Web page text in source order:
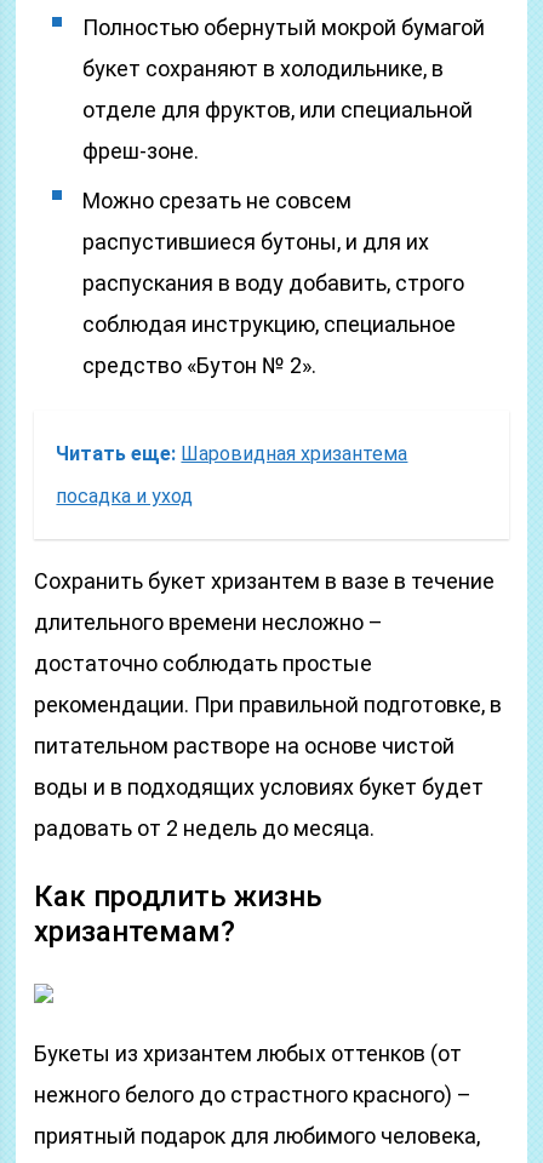
Полностью обернутый мокрой бумагой
букет сохраняют в холодильнике, в
отделе для фруктов, или специальной
фреш-зоне.
Можно срезать не совсем
распустившиеся бутоны, и для их
распускания в воду добавить, строго
соблюдая инструкцию, специальное
средство «Бутон № 2».
Читать еще: Шаровидная хризантема
посадка и уход
Сохранить букет хризантем в вазе в течение
длительного времени несложно –
достаточно соблюдать простые
рекомендации. При правильной подготовке, в
питательном растворе на основе чистой
воды и в подходящих условиях букет будет
радовать от 2 недель до месяца.
Как продлить жизнь
хризантемам?
Букеты из хризантем любых оттенков (от
нежного белого до страстного красного) –
приятный подарок для любимого человека,